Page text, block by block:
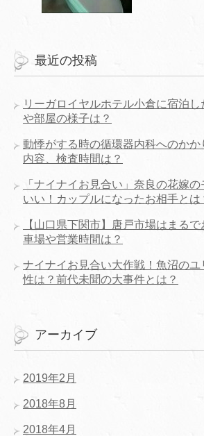
最近の投稿
リーガロイヤルホテル小倉に宿泊し
や部屋の様子は？
動悸がする時の循環器内科へのかか
内容、検査時間は？
「ナイナイお見合い」奈良の花嫁
いい！カップルになったお相手とは
【山口県下関市】唐戸市場はまる
車場や営業時間は？
ナイナイお見合い大作戦！魚沼の
性は？前代未聞の大事件とは？
アーカイブ
2019年2月
2018年8月
2018年4月